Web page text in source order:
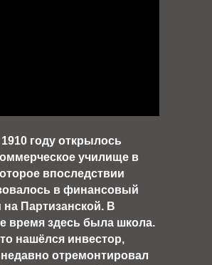
году открылось
училище в
впоследствии
в финансовый
на Партизанской. В
время здесь была школа.
нашёлся инвестор,
отремонтировал